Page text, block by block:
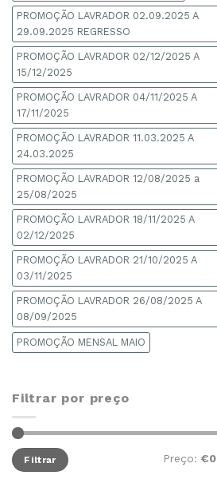
PROMOÇÃO LAVRADOR 02.09.2025 A
29.09.2025 REGRESSO
PROMOÇÃO LAVRADOR 02/12/2025 A
15/12/2025
PROMOÇÃO LAVRADOR 04/11/2025 A
17/11/2025
PROMOÇÃO LAVRADOR 11.03.2025 A
24.03.2025
PROMOÇÃO LAVRADOR 12/08/2025 a
25/08/2025
PROMOÇÃO LAVRADOR 18/11/2025 A
02/12/2025
PROMOÇÃO LAVRADOR 21/10/2025 A
03/11/2025
PROMOÇÃO LAVRADOR 26/08/2025 A
08/09/2025
PROMOÇÃO MENSAL MAIO
Filtrar por preço
Filtrar Preço: €0